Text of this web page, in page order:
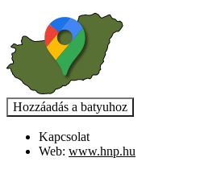
Kapcsolat
Web: www.hnp.hu